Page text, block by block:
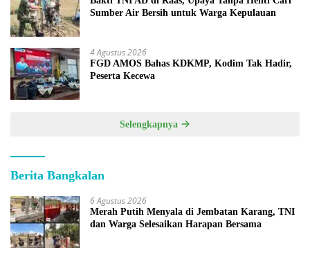
Sumber Air Bersih untuk Warga Kepulauan
4 Agustus 2026
FGD AMOS Bahas KDKMP, Kodim Tak Hadir,
Peserta Kecewa
Selengkapnya
Berita Bangkalan
6 Agustus 2026
Merah Putih Menyala di Jembatan Karang, TNI
dan Warga Selesaikan Harapan Bersama